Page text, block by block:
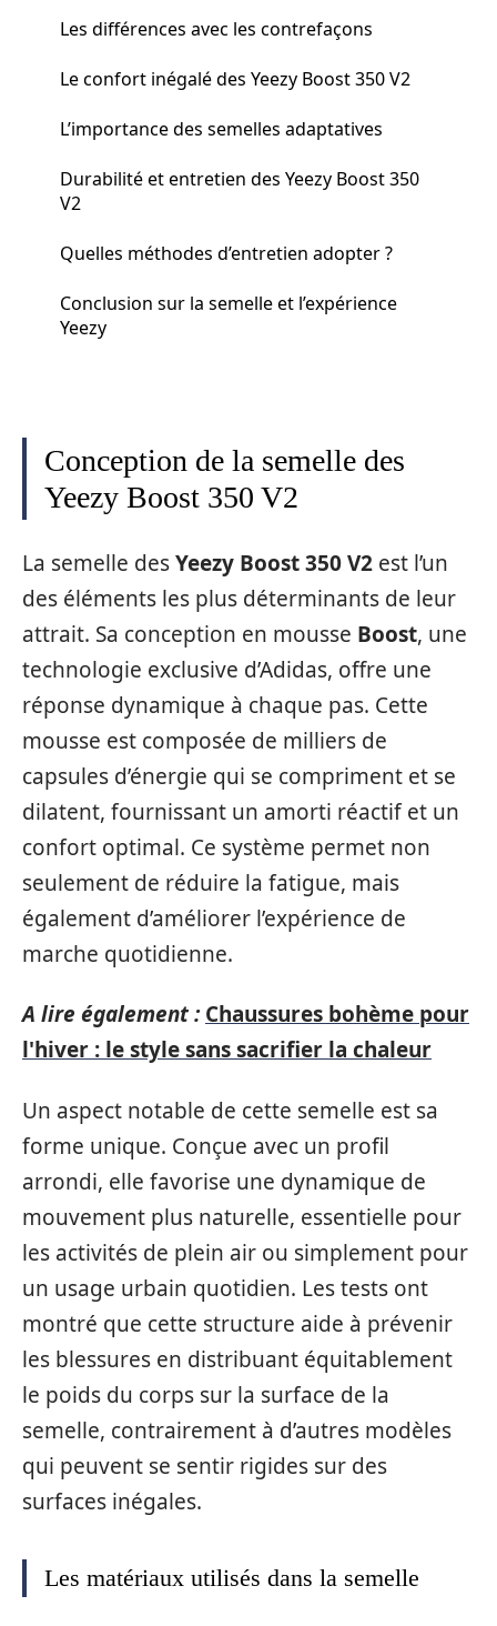
Les différences avec les contrefaçons
Le confort inégalé des Yeezy Boost 350 V2
L’importance des semelles adaptatives
Durabilité et entretien des Yeezy Boost 350
V2
Quelles méthodes d’entretien adopter ?
Conclusion sur la semelle et l’expérience
Yeezy
Conception de la semelle des
Yeezy Boost 350 V2
La semelle desYeezy Boost 350 V2 est l’un
des éléments les plus déterminants de leur
attrait. Sa conception en mousse Boost, une
technologie exclusive d’Adidas, offre une
réponse dynamique à chaque pas. Cette
mousse est composée de milliers de
capsules d’énergie qui se compriment et se
dilatent, fournissant un amorti réactif et un
confort optimal. Ce système permet non
seulement de réduire la fatigue, mais
également d’améliorer l’expérience de
marche quotidienne.
A lire également : Chaussures bohème pour
l'hiver : le style sans sacrifier la chaleur
Un aspect notable de cette semelle est sa
forme unique. Conçue avec un profil
arrondi, elle favorise une dynamique de
mouvement plus naturelle, essentielle pour
les activités de plein air ou simplement pour
un usage urbain quotidien. Les tests ont
montré que cette structure aide à prévenir
les blessures en distribuant équitablement
le poids du corps sur la surface de la
semelle, contrairement à d’autres modèles
qui peuvent se sentir rigides sur des
surfaces inégales.
Les matériaux utilisés dans la semelle